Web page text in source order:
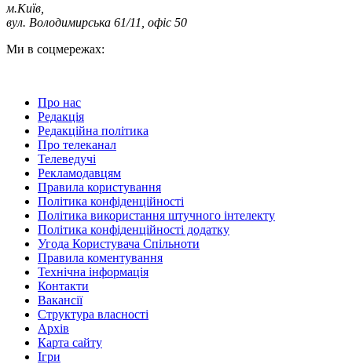
м.Київ
вул. Володимирська 61/11, офіс 50
Ми в соцмережах:
Про нас
Редакція
Редакційна політика
Про телеканал
Телеведучі
Рекламодавцям
Правила користування
Політика конфіденційності
Політика використання штучного інтелекту
Політика конфіденційності додатку
Угода Користувача Спільноти
Правила коментування
Технічна інформація
Контакти
Вакансії
Структура власності
Архів
Карта сайту
Ігри